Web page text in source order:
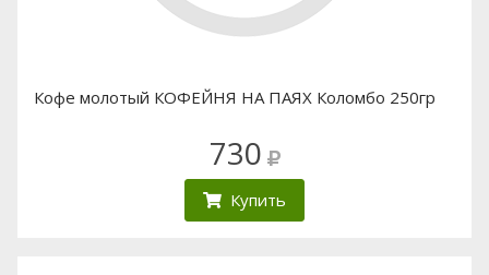
Кофе молотый КОФЕЙНЯ НА ПАЯХ Коломбо 250гр
730
Купить